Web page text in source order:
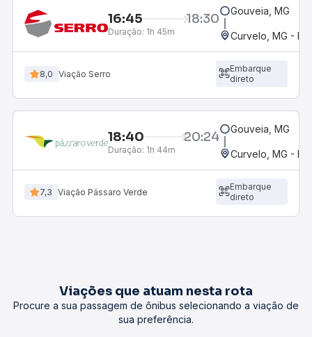
16:45 18:30
Duração: 1h 45m
Gouveia, MG
Curvelo, MG -
8,0 Viação Serro
Embarque
direto
18:40 20:24
Duração: 1h 44m
Gouveia, MG
Curvelo, MG -
7,3 Viação Pássaro Verde
Embarque
direto
Viações que atuam nesta rota
Procure a sua passagem de ônibus selecionando a viação de
sua preferência.